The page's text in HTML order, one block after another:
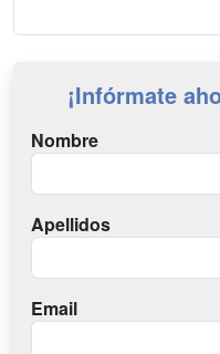
¡Infórmate
Nombre
Apellidos
Email